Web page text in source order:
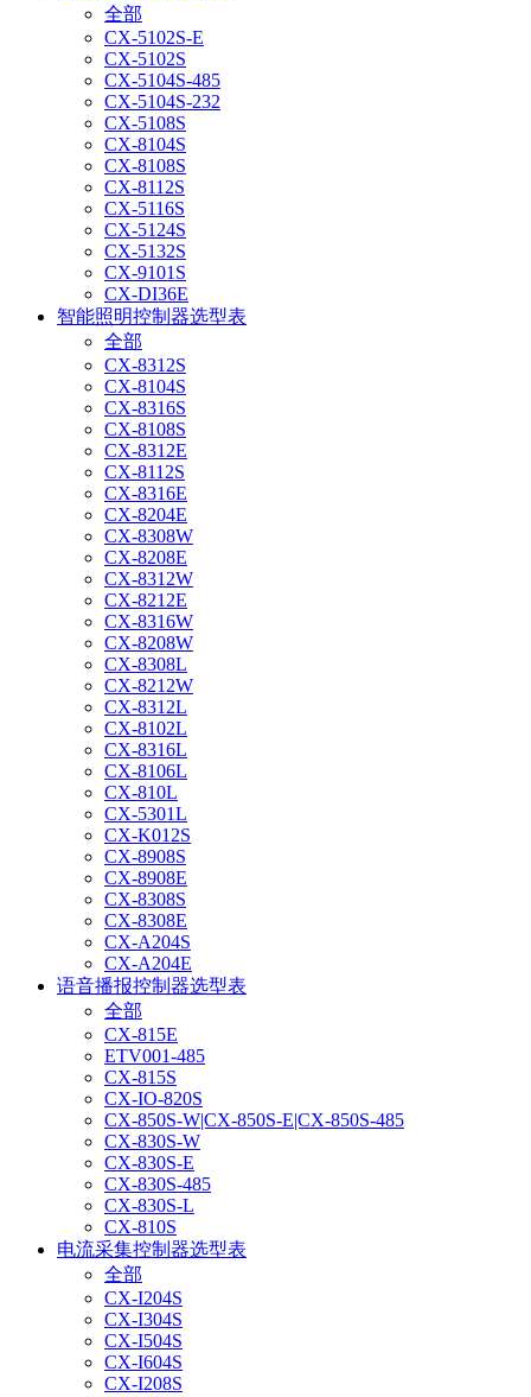
全部
CX-5102S-E
CX-5102S
CX-5104S-485
CX-5104S-232
CX-5108S
CX-8104S
CX-8108S
CX-8112S
CX-5116S
CX-5124S
CX-5132S
CX-9101S
CX-DI36E
智能照明控制器选型表
全部
CX-8312S
CX-8104S
CX-8316S
CX-8108S
CX-8312E
CX-8112S
CX-8316E
CX-8204E
CX-8308W
CX-8208E
CX-8312W
CX-8212E
CX-8316W
CX-8208W
CX-8308L
CX-8212W
CX-8312L
CX-8102L
CX-8316L
CX-8106L
CX-810L
CX-5301L
CX-K012S
CX-8908S
CX-8908E
CX-8308S
CX-8308E
CX-A204S
CX-A204E
语音播报控制器选型表
全部
CX-815E
ETV001-485
CX-815S
CX-IO-820S
CX-850S-W|CX-850S-E|CX-850S-485
CX-830S-W
CX-830S-E
CX-830S-485
CX-830S-L
CX-810S
电流采集控制器选型表
全部
CX-I204S
CX-I304S
CX-I504S
CX-I604S
CX-I208S